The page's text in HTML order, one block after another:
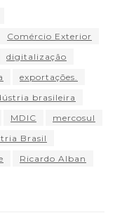
Comércio Exterior
digitalização
exportações.
brasileira
MDIC
mercosul
Brasil
Ricardo Alban